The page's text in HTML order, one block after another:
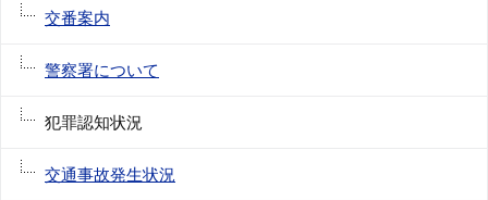
交番案内
警察署について
犯罪認知状況
交通事故発生状況